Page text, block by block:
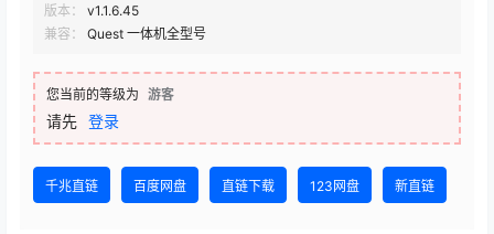
版本：
v1.1.6.45
兼容：
Quest 一体机全型号
您当前的等级为 游客
请先 登录
千兆直链 百度网盘 直链下载 123网盘 新直链